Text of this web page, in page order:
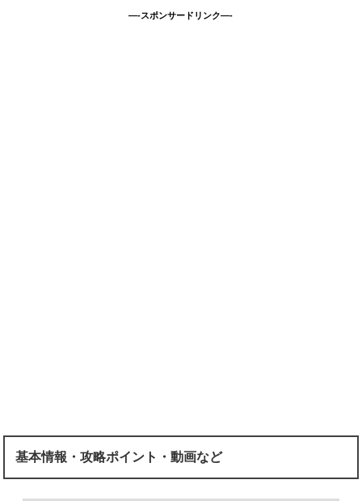
—-スポンサードリンク—-
基本情報・攻略ポイント・動画など